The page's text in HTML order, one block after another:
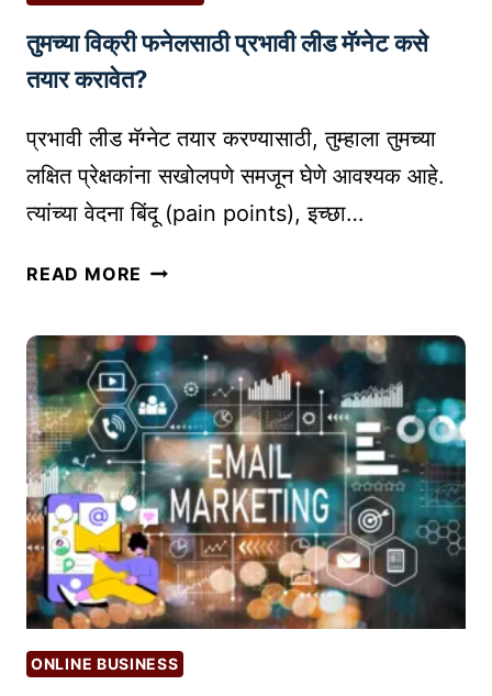
)
A
U
I
O
B
O
L
A
T
F
O
R
M
S
ची
ए
क
क
णि
खि
रि
मा
!
डि
जि
ट
ल
यु
गा
त
स्व
तः
ला
तुमच्या विक्री फनेलसाठी प्रभावी लीड मॅग्नेट कसे
तयार करावेत?
प्रभावी लीड मॅग्नेट तयार करण्यासाठी, तुम्हाला तुमच्या
लक्षित प्रेक्षकांना सखोलपणे समजून घेणे आवश्यक आहे.
त्यांच्या वेदना बिंदू (pain points), इच्छा…
READ MORE तु
वि
क्री
फ
ने
ल
सा
ठी
प्र
भा
वी
ली
ड
ONLINE BUSINESS